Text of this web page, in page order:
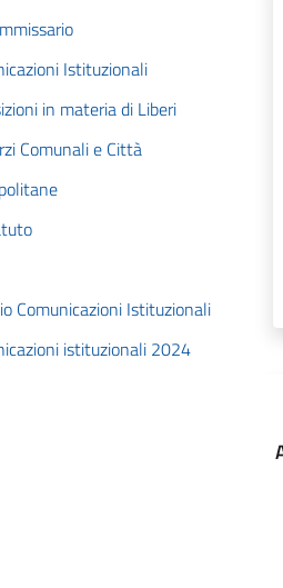
Istituzionali
in materia di Liberi
Comunali e Città
Comunicazioni Istituzionali
istituzionali 2024